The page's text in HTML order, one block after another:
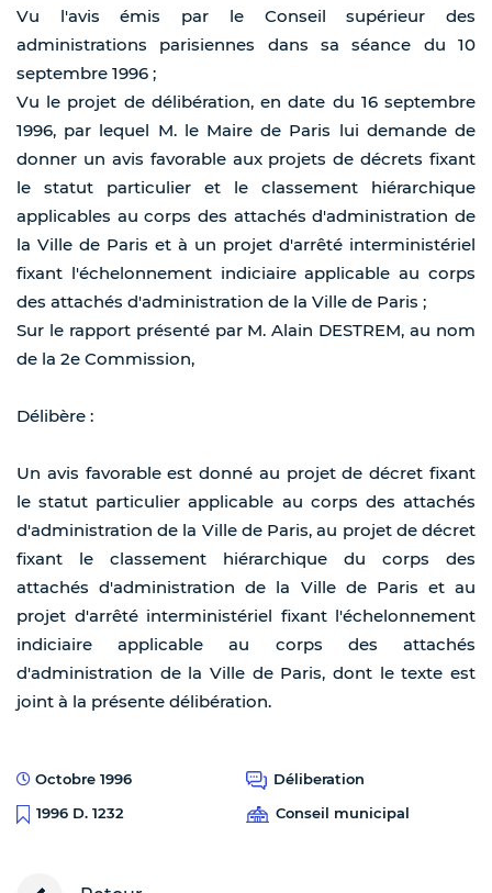
Vu l'avis émis par le Conseil supérieur des
administrations parisiennes dans sa séance du 10
septembre 1996 ;
Vu le projet de délibération, en date du 16 septembre
1996, par lequel M. le Maire de Paris lui demande de
donner un avis favorable aux projets de décrets fixant
le statut particulier et le classement hiérarchique
applicables au corps des attachés d'administration de
la Ville de Paris et à un projet d'arrêté interministériel
fixant l'échelonnement indiciaire applicable au corps
des attachés d'administration de la Ville de Paris ;
Sur le rapport présenté par M. Alain DESTREM, au nom
de la 2e Commission,
Délibère :
Un avis favorable est donné au projet de décret fixant
le statut particulier applicable au corps des attachés
d'administration de la Ville de Paris, au projet de décret
fixant le classement hiérarchique du corps des
attachés d'administration de la Ville de Paris et au
projet d'arrêté interministériel fixant l'échelonnement
indiciaire applicable au corps des attachés
d'administration de la Ville de Paris, dont le texte est
joint à la présente délibération.
Octobre 1996
Déliberation
1996 D. 1232
Conseil municipal